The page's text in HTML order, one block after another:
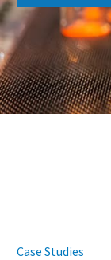
Case Studies